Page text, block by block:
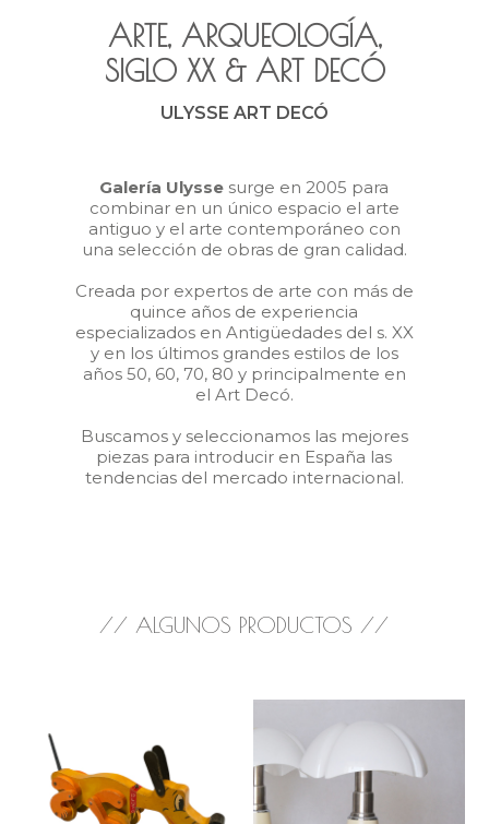
ARTE, ARQUEOLOGÍA,
SIGLO XX &ART DECÓ
ULYSSE ART DECÓ
Galería Ulysse surge en 2005 para
combinar en un único espacio el arte
antiguo y el arte contemporáneo con
una selección de obras de gran calidad.
Creada por expertos de arte con más de
quince años de experiencia
especializados en Antigüedades del s. XX
y en los últimos grandes estilos de los
años 50, 60, 70, 80 y principalmente en
el Art Decó.
Buscamos y seleccionamos las mejores
piezas para introducir en España las
tendencias del mercado internacional.
// ALGUNOS PRODUCTOS //